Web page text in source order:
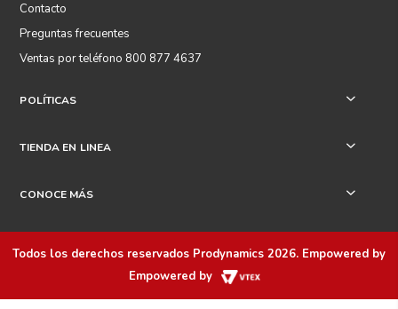
Contacto
Preguntas frecuentes
Ventas por teléfono 800 877 4637
POLÍTICAS +
TIENDA EN LINEA +
CONOCE MÁS +
Todos los derechos reservados Prodynamics 2026. Empowered by
Empowered by